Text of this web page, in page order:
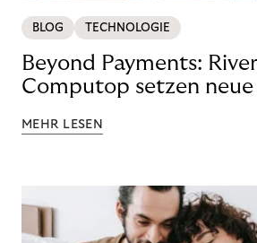
BLOG TECHNOLOGIE
Beyond Payments:
Computop setzen
MEHR LESEN